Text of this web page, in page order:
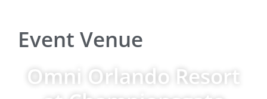
Event Venue
Omni Orlando Resort